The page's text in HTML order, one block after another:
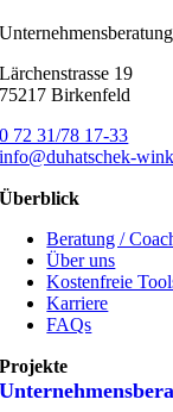
Lärchenstrasse 19
75217 Birkenfeld
0 72 31/78 17-33
info@duhatschek-
Überblick
Beratung /
Über uns
Kostenfreie
Karriere
FAQs
Projekte